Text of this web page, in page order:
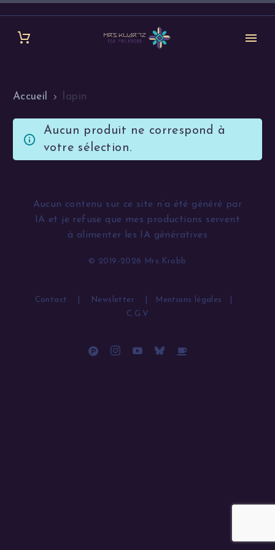
Accueil lapin
Aucun produit ne correspond à
votre sélection.
Aucun contenu sur ce site n’a été généré par
IA et je refuse que mes productions servent
à alimenter les IA génératives
© 2019-2026 Mrs.Krobb
Contact Newsletter Mentions légales
C.G.V